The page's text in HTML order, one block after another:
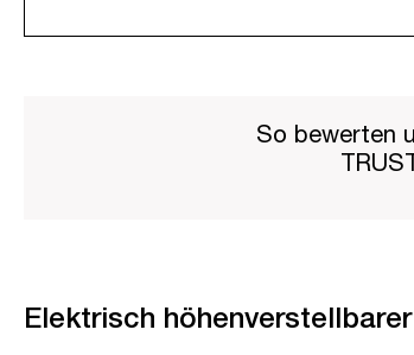
So bewerten
Elektrisch